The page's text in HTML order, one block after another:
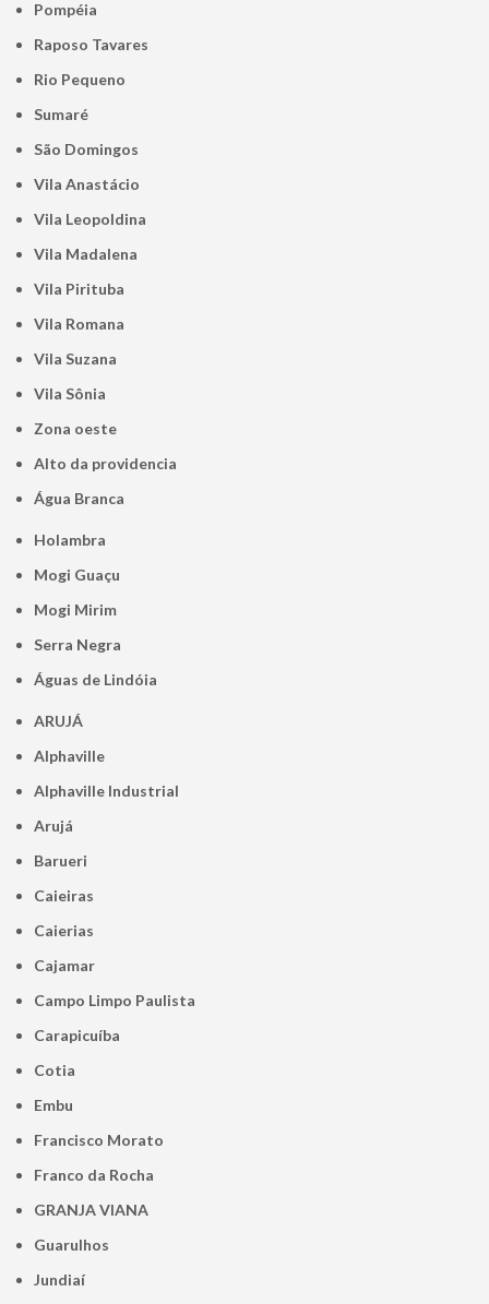
Pompéia
Raposo Tavares
Rio Pequeno
Sumaré
São Domingos
Vila Anastácio
Vila Leopoldina
Vila Madalena
Vila Pirituba
Vila Romana
Vila Suzana
Vila Sônia
Zona oeste
alto da providencia
Água Branca
Holambra
Mogi Guaçu
Mogi Mirim
Serra Negra
Águas de Lindóia
ARUJÁ
Alphaville
Alphaville Industrial
Arujá
Barueri
Caieiras
Caierias
Cajamar
Campo Limpo Paulista
Carapicuíba
Cotia
Embu
Francisco Morato
Franco da Rocha
GRANJA VIANA
Guarulhos
Jundiaí